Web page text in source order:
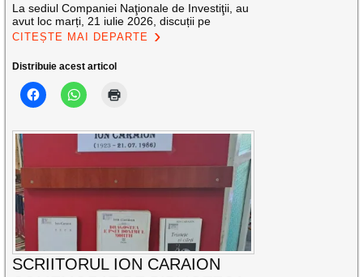
La sediul Companiei Naţionale de Investiţii, au
avut loc marți, 21 iulie 2026, discuții pe
CITEȘTE MAI DEPARTE
Distribuie acest articol
SCRIITORUL ION CARAION